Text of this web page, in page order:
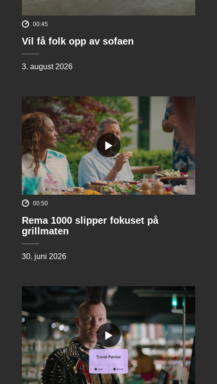
00:45
Vil få folk opp av sofaen
3. august 2026
00:50
Rema 1000 slipper fokuset på
grillmaten
30. juni 2026